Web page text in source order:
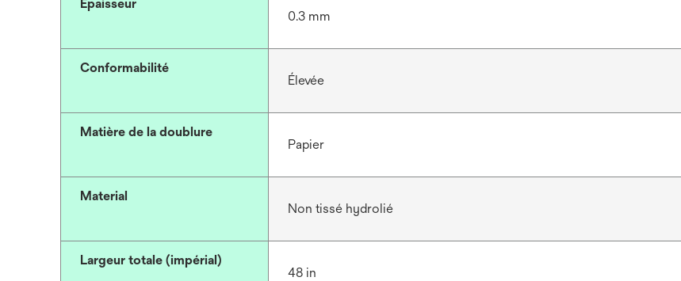
Epaisseur
0.3 mm
Conformabilité
Élevée
Matière de la doublure
Papier
Material
Non tissé hydrolié
Largeur totale (impérial)
48 in